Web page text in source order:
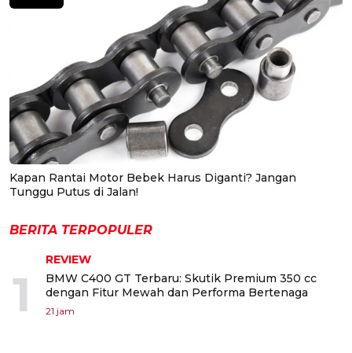
Kapan Rantai Motor Bebek Harus Diganti? Jangan
Tunggu Putus di Jalan!
BERITA TERPOPULER
1
REVIEW
BMW C400 GT Terbaru: Skutik Premium 350 cc
dengan Fitur Mewah dan Performa Bertenaga
21 jam